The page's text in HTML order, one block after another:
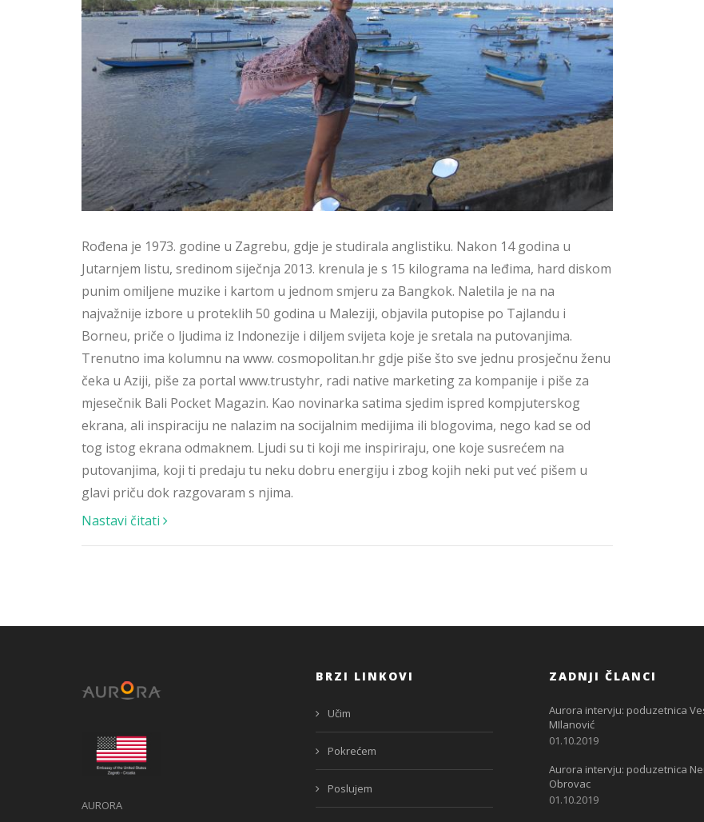
Rođena je 1973. godine u Zagrebu, gdje je studirala anglistiku. Nakon 14 godina u
Jutarnjem listu, sredinom siječnja 2013. krenula je s 15 kilograma na leđima, hard diskom
punim omiljene muzike i kartom u jednom smjeru za Bangkok. Naletila je na na
najvažnije izbore u proteklih 50 godina u Maleziji, objavila putopise po Tajlandu i
Borneu, priče o ljudima iz Indonezije i diljem svijeta koje je sretala na putovanjima.
Trenutno ima kolumnu na www. cosmopolitan.hr gdje piše što sve jednu prosječnu ženu
čeka u Aziji, piše za portal www.trustyhr, radi native marketing za kompanije i piše za
mjesečnik Bali Pocket Magazin. Kao novinarka satima sjedim ispred kompjuterskog
ekrana, ali inspiraciju ne nalazim na socijalnim medijima ili blogovima, nego kad se od
tog istog ekrana odmaknem. Ljudi su ti koji me inspiriraju, one koje susrećem na
putovanjima, koji ti predaju tu neku dobru energiju i zbog kojih neki put već pišem u
glavi priču dok razgovaram s njima.
Nastavi čitati
AURORA
BRZI LINKOVI
Učim
Pokrećem
Poslujem
ZADNJI ČLANCI
Aurora intervju: poduzetnica
MIlanović
01.10.2019
Aurora intervju: poduzetnica
Obrovac
01.10.2019